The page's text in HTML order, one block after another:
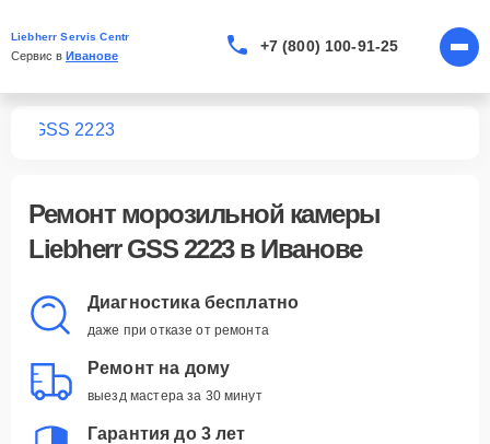
Liebherr Servis Centr
Сервис в Иванове
+7 (800) 100-91-25
GSS 2223
Ремонт морозильной камеры
Liebherr GSS 2223в Иванове
Диагностика бесплатно
даже при отказе от ремонта
Ремонт на дому
выезд мастера за 30 минут
Гарантия до 3 лет